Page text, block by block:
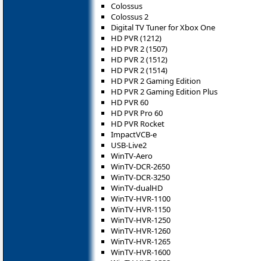
Colossus
Colossus 2
Digital TV Tuner for Xbox One
HD PVR (1212)
HD PVR 2 (1507)
HD PVR 2 (1512)
HD PVR 2 (1514)
HD PVR 2 Gaming Edition
HD PVR 2 Gaming Edition Plus
HD PVR 60
HD PVR Pro 60
HD PVR Rocket
ImpactVCB-e
USB-Live2
WinTV-Aero
WinTV-DCR-2650
WinTV-DCR-3250
WinTV-dualHD
WinTV-HVR-1100
WinTV-HVR-1150
WinTV-HVR-1250
WinTV-HVR-1260
WinTV-HVR-1265
WinTV-HVR-1600